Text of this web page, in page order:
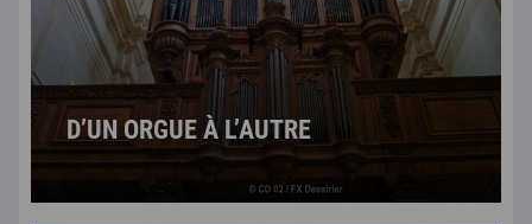
D’UN ORGUE À L’AUTRE